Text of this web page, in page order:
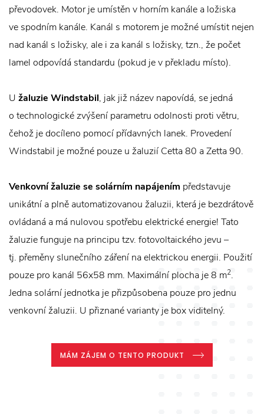
převodovek. Motor je umístěn v horním kanále a ložiska
ve spodním kanále. Kanál s motorem je možné umístit nejen
nad kanál s ložisky, ale i za kanál s ložisky, tzn., že počet
lamel odpovídá standardu (pokud je v překladu místo).
U žaluzie Windstabil, jak již název napovídá, se jedná
o technologické zvýšení parametru odolnosti proti větru,
čehož je docíleno pomocí přídavných lanek. Provedení
Windstabil je možné pouze u žaluzií Cetta 80 a Zetta 90.
Venkovní žaluzie se solárním napájením představuje
unikátní a plně automatizovanou žaluzii, která je bezdrátově
ovládaná a má nulovou spotřebu elektrické energie! Tato
žaluzie funguje na principu tzv. fotovoltaického jevu –
tj. přeměny slunečního záření na elektrickou energii. Použití
pouze pro kanál 56x58 mm. Maximální plocha je 8 m2.
Jedna solární jednotka je přizpůsobena pouze pro jednu
venkovní žaluzii. U přiznané varianty je box viditelný.
MÁM ZÁJEM O TENTO PRODUKT